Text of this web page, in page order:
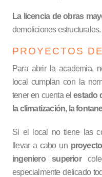
La licencia de obras
demoliciones estructurales.
PROYECTOS
Para abrir la academia,
local cumplan con la
tener en cuenta elestado
la climatización, la
Si el local no tiene las
llevar a cabo un
ingeniero superior
especialmente delicado